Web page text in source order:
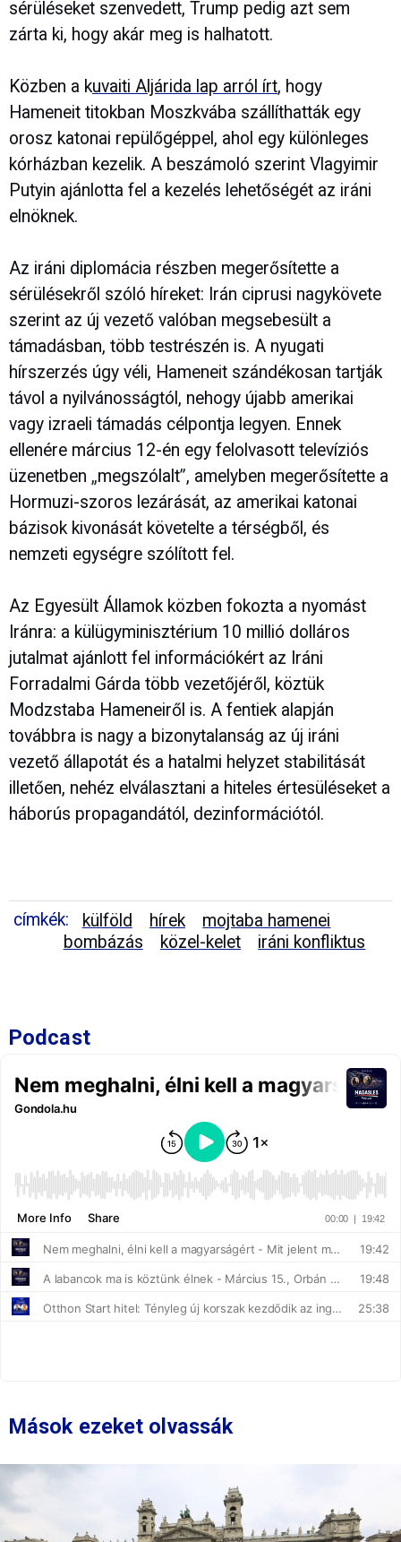
sérüléseket szenvedett, Trump pedig azt sem
zárta ki, hogy akár meg is halhatott.
Közben a kuvaiti Aljárida lap arról írt, hogy
Hameneit titokban Moszkvába szállíthatták egy
orosz katonai repülőgéppel, ahol egy különleges
kórházban kezelik. A beszámoló szerint Vlagyimir
Putyin ajánlotta fel a kezelés lehetőségét az iráni
elnöknek.
Az iráni diplomácia részben megerősítette a
sérülésekről szóló híreket: Irán ciprusi nagykövete
szerint az új vezető valóban megsebesült a
támadásban, több testrészén is. A nyugati
hírszerzés úgy véli, Hameneit szándékosan tartják
távol a nyilvánosságtól, nehogy újabb amerikai
vagy izraeli támadás célpontja legyen. Ennek
ellenére március 12-én egy felolvasott televíziós
üzenetben „megszólalt”, amelyben megerősítette a
Hormuzi-szoros lezárását, az amerikai katonai
bázisok kivonását követelte a térségből, és
nemzeti egységre szólított fel.
Az Egyesült Államok közben fokozta a nyomást
Iránra: a külügyminisztérium 10 millió dolláros
jutalmat ajánlott fel információkért az Iráni
Forradalmi Gárda több vezetőjéről, köztük
Modzstaba Hameneiről is. A fentiek alapján
továbbra is nagy a bizonytalanság az új iráni
vezető állapotát és a hatalmi helyzet stabilitását
illetően, nehéz elválasztani a hiteles értesüléseket a
háborús propagandától, dezinformációtól.
címkék: külföld hírek
mojtaba hamenei
bombázás
közel-kelet iráni konfliktus
Podcast
Mások ezeket olvassák